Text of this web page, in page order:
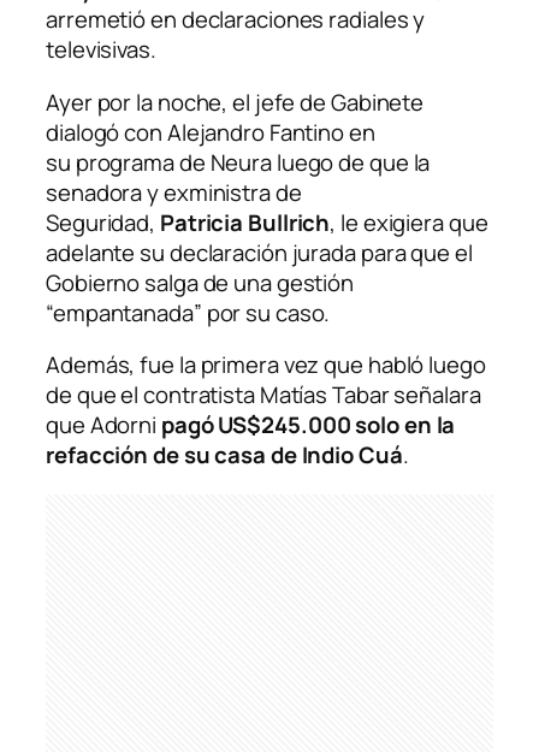
arremetió en declaraciones radiales y
televisivas.
Ayer por la noche, el jefe de Gabinete
dialogó con Alejandro Fantino en
su programa de Neura luego de que la
senadora y exministra de
Seguridad, Patricia Bullrich, le exigiera que
adelante su declaración jurada para que el
Gobierno salga de una gestión
“empantanada” por su caso.
Además, fue la primera vez que habló luego
de que el contratista Matías Tabar señalara
que Adorni pagó US$245.000 solo en la
refacción de su casa de Indio Cuá.